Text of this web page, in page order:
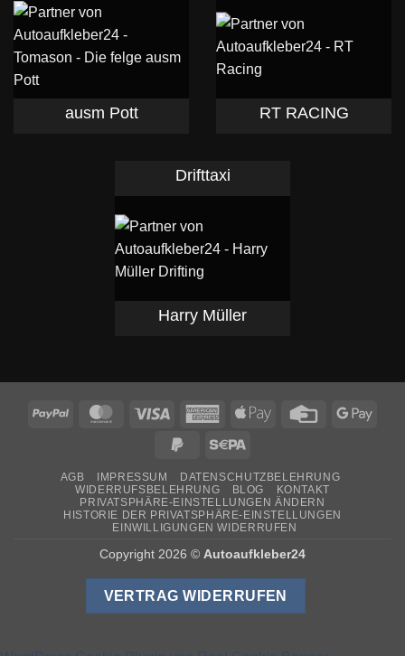
ausm Pott RT RACING
Drifttaxi
Harry Müller
PayPal MasterCardVisa
AmericanApple
Credit
PayPal
AGB IMPRESSUM
DATENSCHUTZBELEHRUNG
WIDERRUFSBELEHRUNG
BLOG
KONTAKT
PRIVATSPHÄRE-EINSTELLUNGEN ÄNDERN
HISTORIE DER PRIVATSPHÄRE-EINSTELLUNGEN
EINWILLIGUNGEN WIDERRUFEN
Copyright 2026 © Autoaufkleber24
VERTRAG WIDERRUFEN